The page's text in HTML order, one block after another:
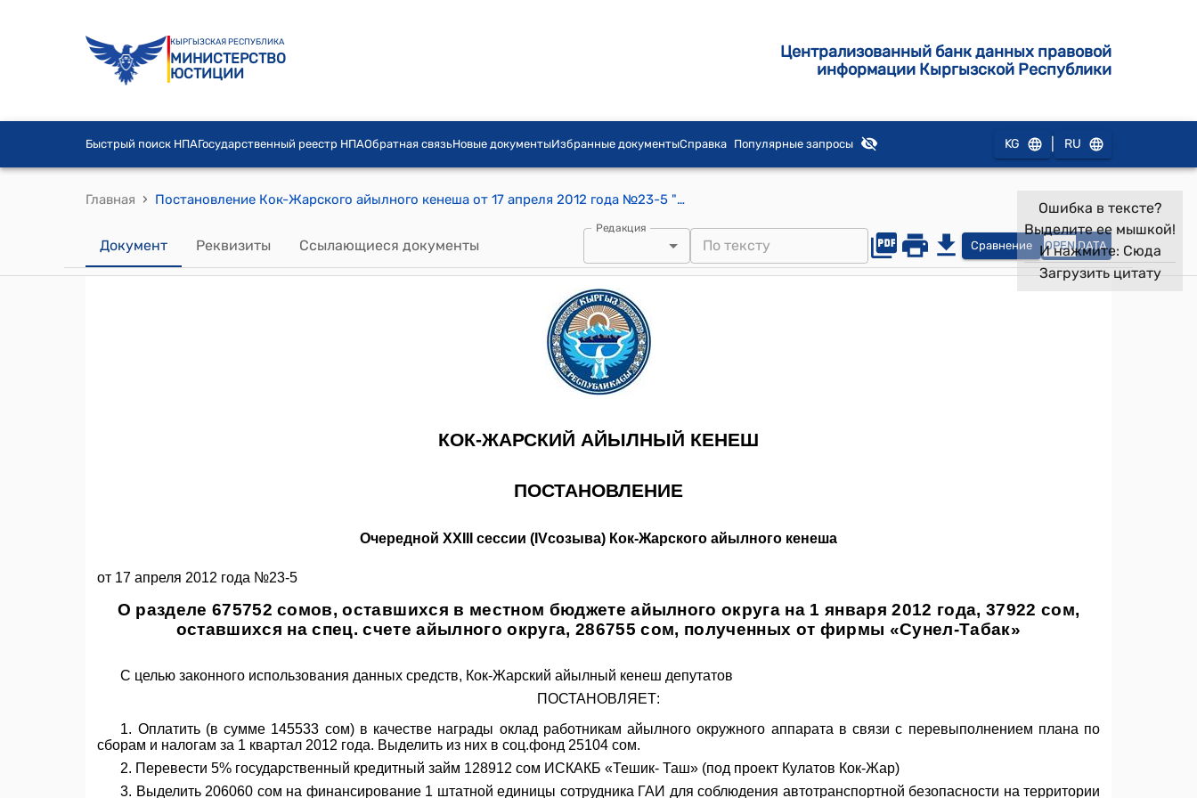
КЫРГЫЗСКАЯ РЕСПУБЛИКА
МИНИСТЕРСТВО
ЮСТИЦИИ
Централизованный банк данных правовой
информации Кыргызской Республики
Быстрый поиск НПАГосударственный реестр НПАОбратная связьНовые документыИзбранные документыСправка Популярные запросы KG RU
Главная › Постановление Кок-Жарского айылного кенеша от 17 апреля 2012 года №23-5 "О разделе 675752 сомов, оставшихся в местном бюджете айылного округа на 1 января 2012 года, 37922 сом, оставшихся на спец. счете айылного округа, 286755 сом, полученных от фирмы «Сунел-Табак»"
Документ Реквизиты Ссылающиеся документы
Редакция
Сравнение OPEN DATA
Ошибка в тексте?
Выделите ее мышкой!
И нажмите: Сюда
Загрузить цитату